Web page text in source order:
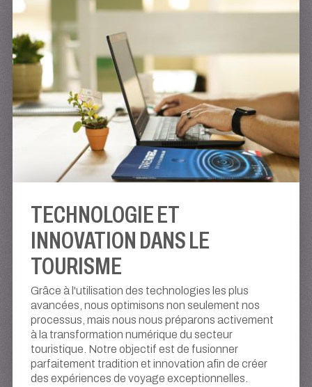
TECHNOLOGIE ET
INNOVATION DANS LE
TOURISME
Grâce à l'utilisation des technologies les plus
avancées, nous optimisons non seulement nos
processus, mais nous nous préparons activement
à la transformation numérique du secteur
touristique. Notre objectif est de fusionner
parfaitement tradition et innovation afin de créer
des expériences de voyage exceptionnelles.